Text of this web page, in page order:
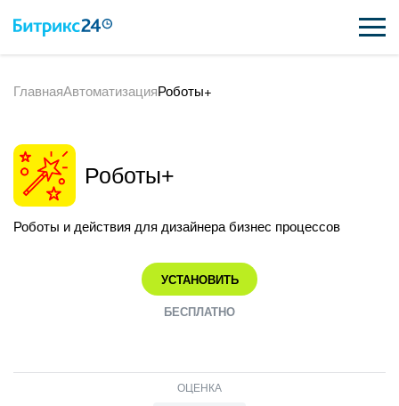
ВОЗМОЖНОСТИ
ИНТЕГРАЦИИ
ПОЛУЧИТЬ БЕСПЛАТНО
ГлавнаяАвтоматизацияРоботы+
Роботы+
Роботы и действия для дизайнера бизнес процессов
УСТАНОВИТЬ
БЕСПЛАТНО
ОЦЕНКА